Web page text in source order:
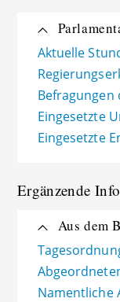
Aktuelle
Eingesetzte
Eingesetzte
Ergänzende
Aus dem
Namentliche